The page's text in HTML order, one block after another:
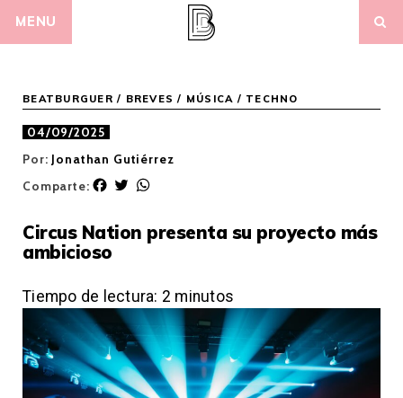
MENU
BEATBURGUER / BREVES / MÚSICA / TECHNO
04/09/2025
Por: Jonathan Gutiérrez
Comparte:
F
e
b
o
k
T
t
r
t
p
p
Circus Nation presenta su proyecto más
ambicioso
Tiempo de lectura: 2 minutos